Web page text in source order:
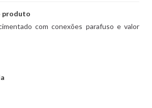
produto
com conexões parafuso e valor